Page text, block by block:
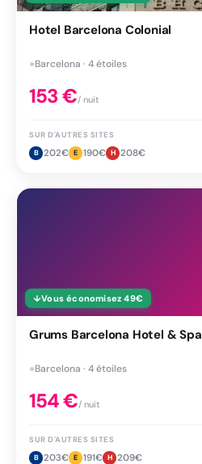
Hotel Barcelona Colonial
●Barcelona · 4 étoiles
153€/ nuit
SUR D'AUTRES SITES
B 202€ E 190€ H 208€
↓Vous économisez 49€
Grums Barcelona Hotel & Spa
●Barcelona · 4 étoiles
154€/ nuit
SUR D'AUTRES SITES
B 203€ E 191€ H 209€